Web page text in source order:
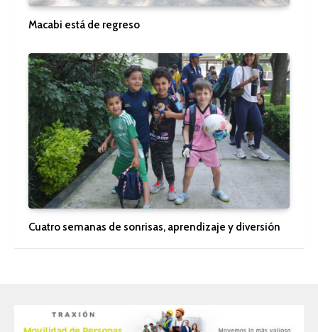
Macabi está de regreso
Cuatro semanas de sonrisas, aprendizaje y diversión